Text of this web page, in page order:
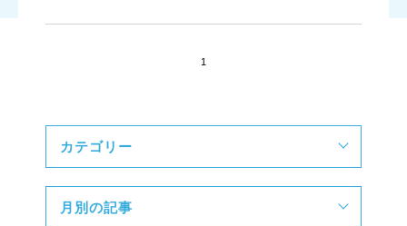
1
カテゴリー
月別の記事